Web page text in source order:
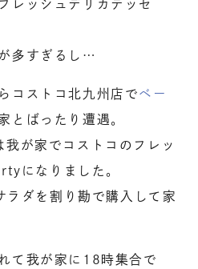
レッシュデリカテッセ
多すぎるし…
コストコ北九州店でベー
とばったり遭遇。
我が家でコストコのフレッ
になりました。
ダを割り勘で購入して家
て我が家に18時集合で